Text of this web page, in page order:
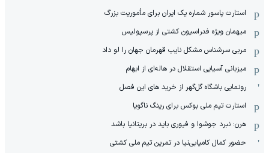
استارت پاسور شماره یک ایران برای مأموریت بزرگ
میهمان ویژه فدراسیون کشتی از پرسپولیس
مربی سرشناس مشکل نایب قهرمان جهان را لو داد
میزبانی آسیایی استقلال در هاله‌ای از ابهام
رونمایی باشگاه گل‌گهر از خرید های این فصل
استارت تیم ملی بوکس برای رینگ ناگویا
هرن: نبرد جوشوا و فیوری باید در بریتانیا باشد
حضور کمال کامیابی‌نیا در تمرین تیم ملی کشتی